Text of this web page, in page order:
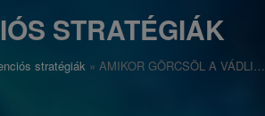
l
a
g
STRATÉGIÁK
stratégiák AMIKOR GÖRCSÖL A VÁDLI…